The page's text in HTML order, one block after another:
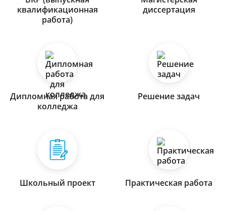
квалификационная
работа)
диссертация
Дипломная работа для
колледжа
Решение задач
Школьный проект Практическая работа